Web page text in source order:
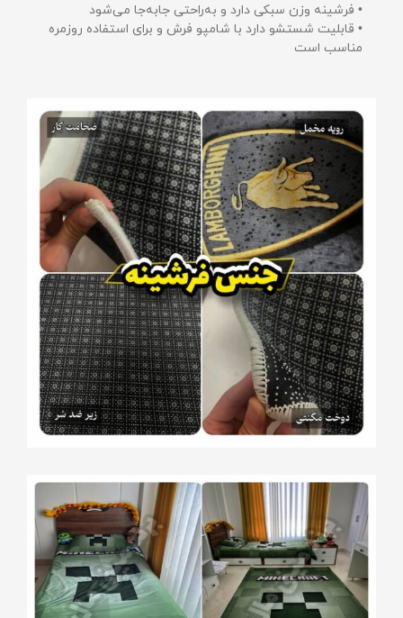
• فرشینه وزن سبکی دارد و به‌راحتی جابه‌جا می‌شود
• قابلیت شستشو دارد با شامپو فرش و برای استفاده روزمره
مناسب است